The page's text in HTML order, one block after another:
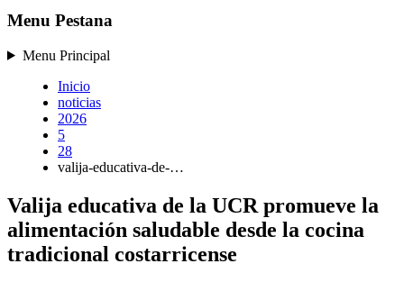
Menu Pestana
Menu Principal
Inicio
noticias
2026
5
28
valija-educativa-de-…
Valija educativa de la UCR promueve la
alimentación saludable desde la cocina
tradicional costarricense